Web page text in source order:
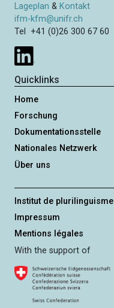
Lageplan & Kontakt
ifm-kfm@unifr.ch
Tel +41 (0)26 300 67 60
Quicklinks
Home
Forschung
Dokumentationsstelle
Nationales Netzwerk
Über uns
Institut de plurilinguisme
Impressum
Mentions légales
With the support of